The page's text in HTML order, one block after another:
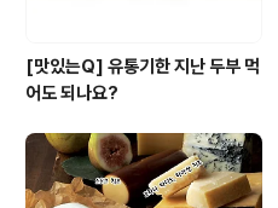
[맛있는Q] 유통기한 지난 두부 먹
어도 되나요?